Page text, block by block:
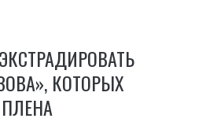
КОТОРЫХ